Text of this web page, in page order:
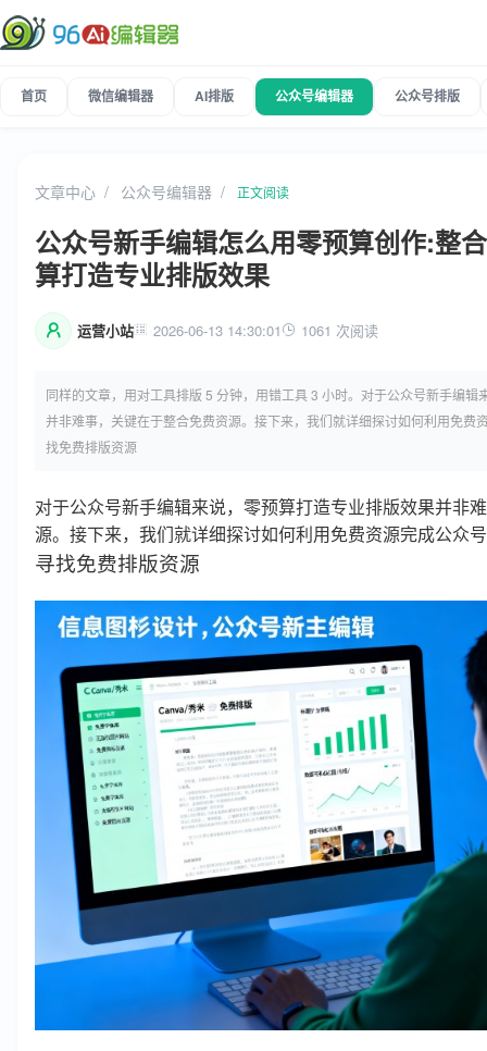
首页 微信编辑器 AI排版 公众号编辑器 公众号排版
文章中心 公众号编辑器 正文阅读
公众号新手编辑怎么用零预算创作:整
算打造专业排版效果
运营小站 2026-06-13 14:30:01 1061 次阅读
同样的文章，用对工具排版 5 分钟，用错工具 3 小时。对于公众号新手编辑
并非难事，关键在于整合免费资源。接下来，我们就详细探讨如何利用免费
找免费排版资源
对于公众号新手编辑来说，零预算打造专业排版效果并非
源。接下来，我们就详细探讨如何利用免费资源完成公众
寻找免费排版资源